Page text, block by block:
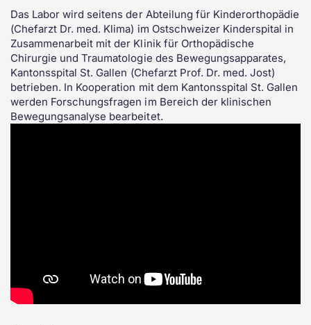
Das Labor wird seitens der Abteilung für Kinderorthopädie
(Chefarzt Dr. med. Klima) im Ostschweizer Kinderspital in
Zusammenarbeit mit der Klinik für Orthopädische
Chirurgie und Traumatologie des Bewegungsapparates,
Kantonsspital St. Gallen (Chefarzt Prof. Dr. med. Jost)
betrieben. In Kooperation mit dem Kantonsspital St. Gallen
werden Forschungsfragen im Bereich der klinischen
Bewegungsanalyse bearbeitet.